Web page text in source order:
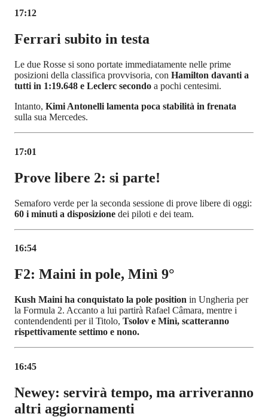
17:12
Ferrari subito in testa
Le due Rosse si sono portate immediatamente nelle prime
posizioni della classifica provvisoria, con Hamilton davanti a
tutti in 1:19.648 e Leclerc secondo a pochi centesimi.
Intanto, Kimi Antonelli lamenta poca stabilità in frenata
sulla sua Mercedes.
17:01
Prove libere 2: si parte!
Semaforo verde per la seconda sessione di prove libere di oggi:
60 i minuti a disposizione dei piloti e dei team.
16:54
F2: Maini in pole, Minì 9°
Kush Maini ha conquistato la pole position in Ungheria per
la Formula 2. Accanto a lui partirà Rafael Câmara, mentre i
contendendenti per il Titolo, Tsolov e Minì, scatteranno
rispettivamente settimo e nono.
16:45
Newey: servirà tempo, ma arriveranno
altri aggiornamenti